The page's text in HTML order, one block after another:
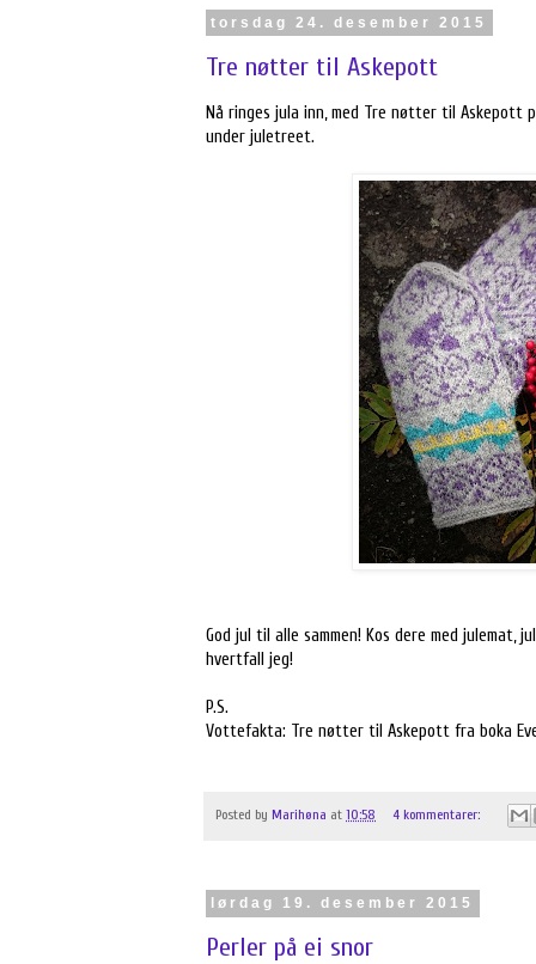
torsdag 24. desember 2015
Tre nøtter til Askepott
Nå ringes jula inn, med Tre nøtter til
under juletreet.
God jul til alle sammen! Kos dere med julemat,
hvertfall jeg!
P.S.
Vottefakta: Tre nøtter til Askepott fra boka
Posted by Marihøna at 10:58 4 kommentarer:
lørdag 19. desember 2015
Perler på ei snor